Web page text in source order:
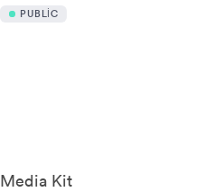
PUBLIC
Media Kit